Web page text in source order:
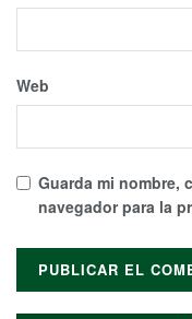
Web
Guarda mi nombre,
navegador para la